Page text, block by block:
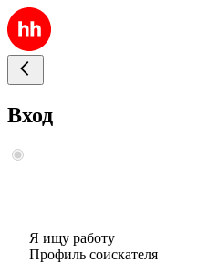
Вход
Я ищу работу
Профиль соискателя